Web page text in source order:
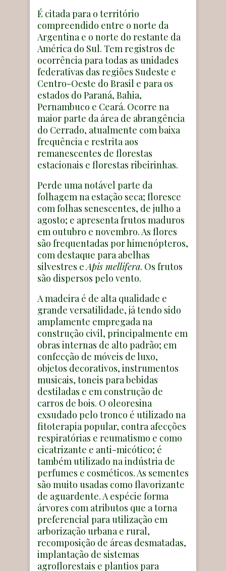
É citada para o território
compreendido entre o norte da
Argentina e o norte do restante da
América do Sul. Tem registros de
ocorrência para todas as unidades
federativas das regiões Sudeste e
Centro-Oeste do Brasil e para os
estados do Paraná, Bahia,
Pernambuco e Ceará. Ocorre na
maior parte da área de abrangência
do Cerrado, atualmente com baixa
frequência e restrita aos
remanescentes de florestas
estacionais e florestas ribeirinhas.
Perde uma notável parte da
folhagem na estação seca; floresce
com folhas senescentes, de julho a
agosto; e apresenta frutos maduros
em outubro e novembro. As flores
são frequentadas por himenópteros,
com destaque para abelhas
silvestres eApis mellifera. Os frutos
são dispersos pelo vento.
A madeira é de alta qualidade e
grande versatilidade, já tendo sido
amplamente empregada na
construção civil, principalmente em
obras internas de alto padrão; em
confecção de móveis de luxo,
objetos decorativos, instrumentos
musicais, toneis para bebidas
destiladas e em construção de
carros de bois. O oleoresina
exsudado pelo tronco é utilizado na
fitoterapia popular, contra afecções
respiratórias e reumatismo e como
cicatrizante e anti-micótico; é
também utilizado na indústria de
perfumes e cosméticos. As sementes
são muito usadas como flavorizante
de aguardente. A espécie forma
árvores com atributos que a torna
preferencial para utilização em
arborização urbana e rural,
recomposição de áreas desmatadas,
implantação de sistemas
agroflorestais e plantios para